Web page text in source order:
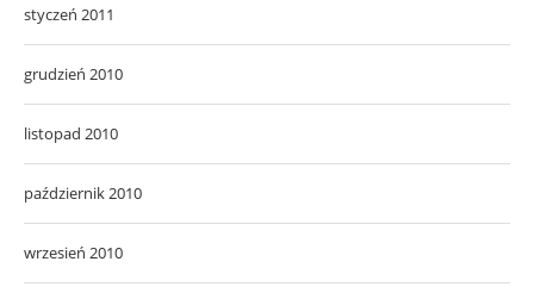
styczeń 2011
grudzień 2010
listopad 2010
październik 2010
wrzesień 2010